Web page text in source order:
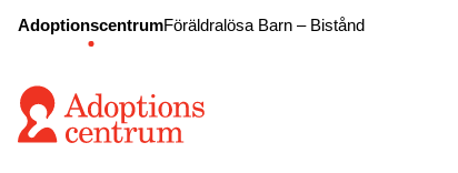
AdoptionscentrumFöräldralösa Barn – Bistånd